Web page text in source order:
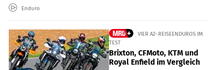
Enduro
VIER A2-REISEENDUROS IM
TEST
Brixton, CFMoto, KTM und
Royal Enfield im Vergleich